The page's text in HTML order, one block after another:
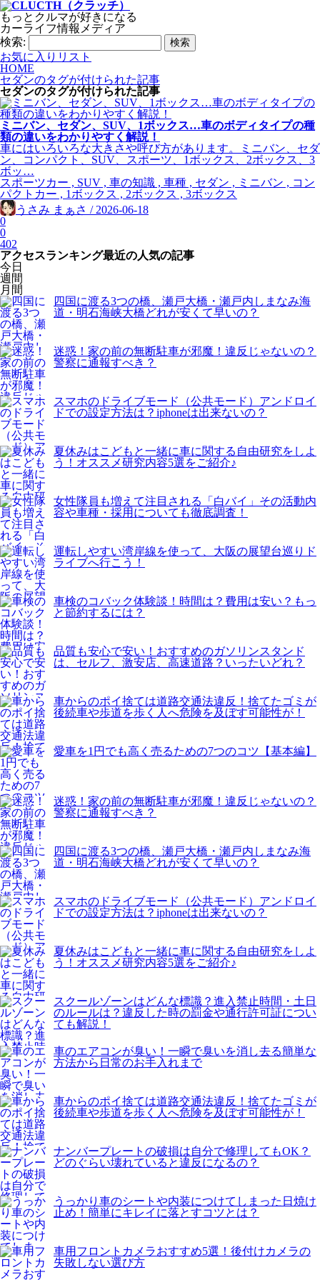
もっとクルマが好きになる
カーライフ情報メディア
検索:
お気に入りリスト
HOME
セダンのタグが付けられた記事
セダンのタグが付けられた記事
ミニバン、セダン、SUV、1ボックス…車のボディタイプの種
類の違いをわかりやすく解説！
車にはいろいろな大きさや呼び方があります。ミニバン、セダ
ン、コンパクト、SUV、スポーツ、1ボックス、2ボックス、3
ボッ…
スポーツカー , SUV , 車の知識 , 車種 , セダン , ミニバン , コン
パクトカー , 1ボックス , 2ボックス , 3ボックス
うさみ まぁさ / 2026-06-18
0
0
402
アクセスランキング最近の人気の記事
今日
週間
月間
四国に渡る3つの橋、瀬戸大橋・瀬戸内しまなみ海
道・明石海峡大橋どれが安くて早いの？
迷惑！家の前の無断駐車が邪魔！違反じゃないの？
警察に通報すべき？
スマホのドライブモード（公共モード）アンドロイ
ドでの設定方法は？iphoneは出来ないの？
夏休みはこどもと一緒に車に関する自由研究をしよ
う！オススメ研究内容5選をご紹介♪
女性隊員も増えて注目される「白バイ」その活動内
容や車種・採用についても徹底調査！
運転しやすい湾岸線を使って、大阪の展望台巡りド
ライブへ行こう！
車検のコバック体験談！時間は？費用は安い？もっ
と節約するには？
品質も安心で安い！おすすめのガソリンスタンド
は、セルフ、激安店、高速道路？いったいどれ？
車からのポイ捨ては道路交通法違反！捨てたゴミが
後続車や歩道を歩く人へ危険を及ぼす可能性が！
愛車を1円でも高く売るための7つのコツ【基本編】
迷惑！家の前の無断駐車が邪魔！違反じゃないの？
警察に通報すべき？
四国に渡る3つの橋、瀬戸大橋・瀬戸内しまなみ海
道・明石海峡大橋どれが安くて早いの？
スマホのドライブモード（公共モード）アンドロイ
ドでの設定方法は？iphoneは出来ないの？
夏休みはこどもと一緒に車に関する自由研究をしよ
う！オススメ研究内容5選をご紹介♪
スクールゾーンはどんな標識？進入禁止時間・土日
のルールは？違反した時の罰金や通行許可証につい
ても解説！
車のエアコンが臭い！一瞬で臭いを消し去る簡単な
方法から日常のお手入れまで
車からのポイ捨ては道路交通法違反！捨てたゴミが
後続車や歩道を歩く人へ危険を及ぼす可能性が！
ナンバープレートの破損は自分で修理してもOK？
どのぐらい壊れていると違反になるの？
うっかり車のシートや内装につけてしまった日焼け
止め！簡単にキレイに落とすコツとは？
車用フロントカメラおすすめ5選！後付けカメラの
失敗しない選び方